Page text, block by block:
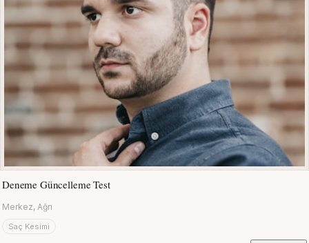
Deneme Güncelleme Test
Merkez, Ağrı
Saç Kesimi